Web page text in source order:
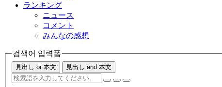
ランキング
ニュース
コメント
みんなの感想
검색어 입력폼
見出し or 本文 見出し and 本文